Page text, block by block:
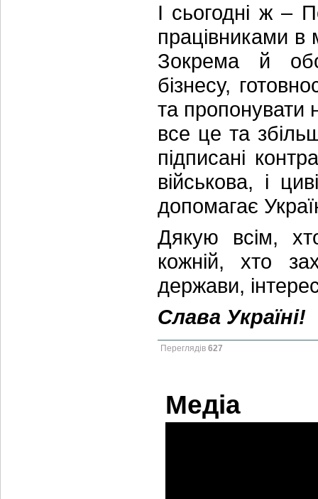
І сьогодні ж –
працівниками
Зокрема й
бізнесу,
та пропонувати
все це та
підписані
військова, і
допомагає
Дякую всім,
кожній, хто
держави,
Слава Україні!
Переглядів 627
Медіа